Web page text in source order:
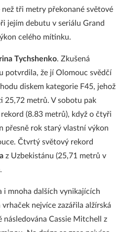
tři metry překonané světové
jejím debutu v seriálu Grand
celého mítinku.
Irina Tychshenko. Zkušená
potvrdila, že jí Olomouc svědčí
diskem kategorie F45, jehož
25,72 metrů. V sobotu pak
(8.83 metrů), když o čtyři
přesně rok starý vlastní výkon
Čtvrtý světový rekord
z Uzbekistánu (25,71 metrů v
mnoha dalších vynikajících
nejvíce zazářila alžírská
následována Cassie Mitchell z